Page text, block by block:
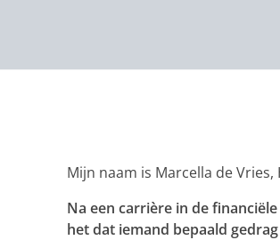
Mijn naam is Marcella de
Na een carrière in de
het dat iemand bepaald